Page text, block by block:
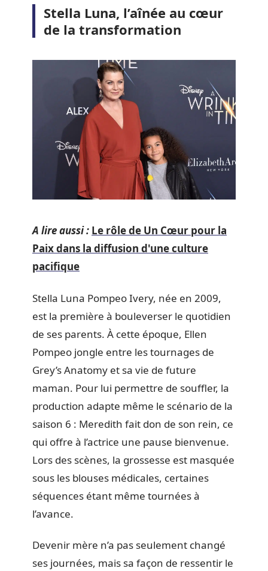
Stella Luna, l’aînée au cœur
de la transformation
A lire aussi : Le rôle de Un Cœur pour la
Paix dans la diffusion d'une culture
pacifique
Stella Luna Pompeo Ivery, née en 2009,
est la première à bouleverser le quotidien
de ses parents. À cette époque, Ellen
Pompeo jongle entre les tournages de
Grey’s Anatomy et sa vie de future
maman. Pour lui permettre de souffler, la
production adapte même le scénario de la
saison 6 : Meredith fait don de son rein, ce
qui offre à l’actrice une pause bienvenue.
Lors des scènes, la grossesse est masquée
sous les blouses médicales, certaines
séquences étant même tournées à
l’avance.
Devenir mère n’a pas seulement changé
ses journées, mais sa façon de ressentir le